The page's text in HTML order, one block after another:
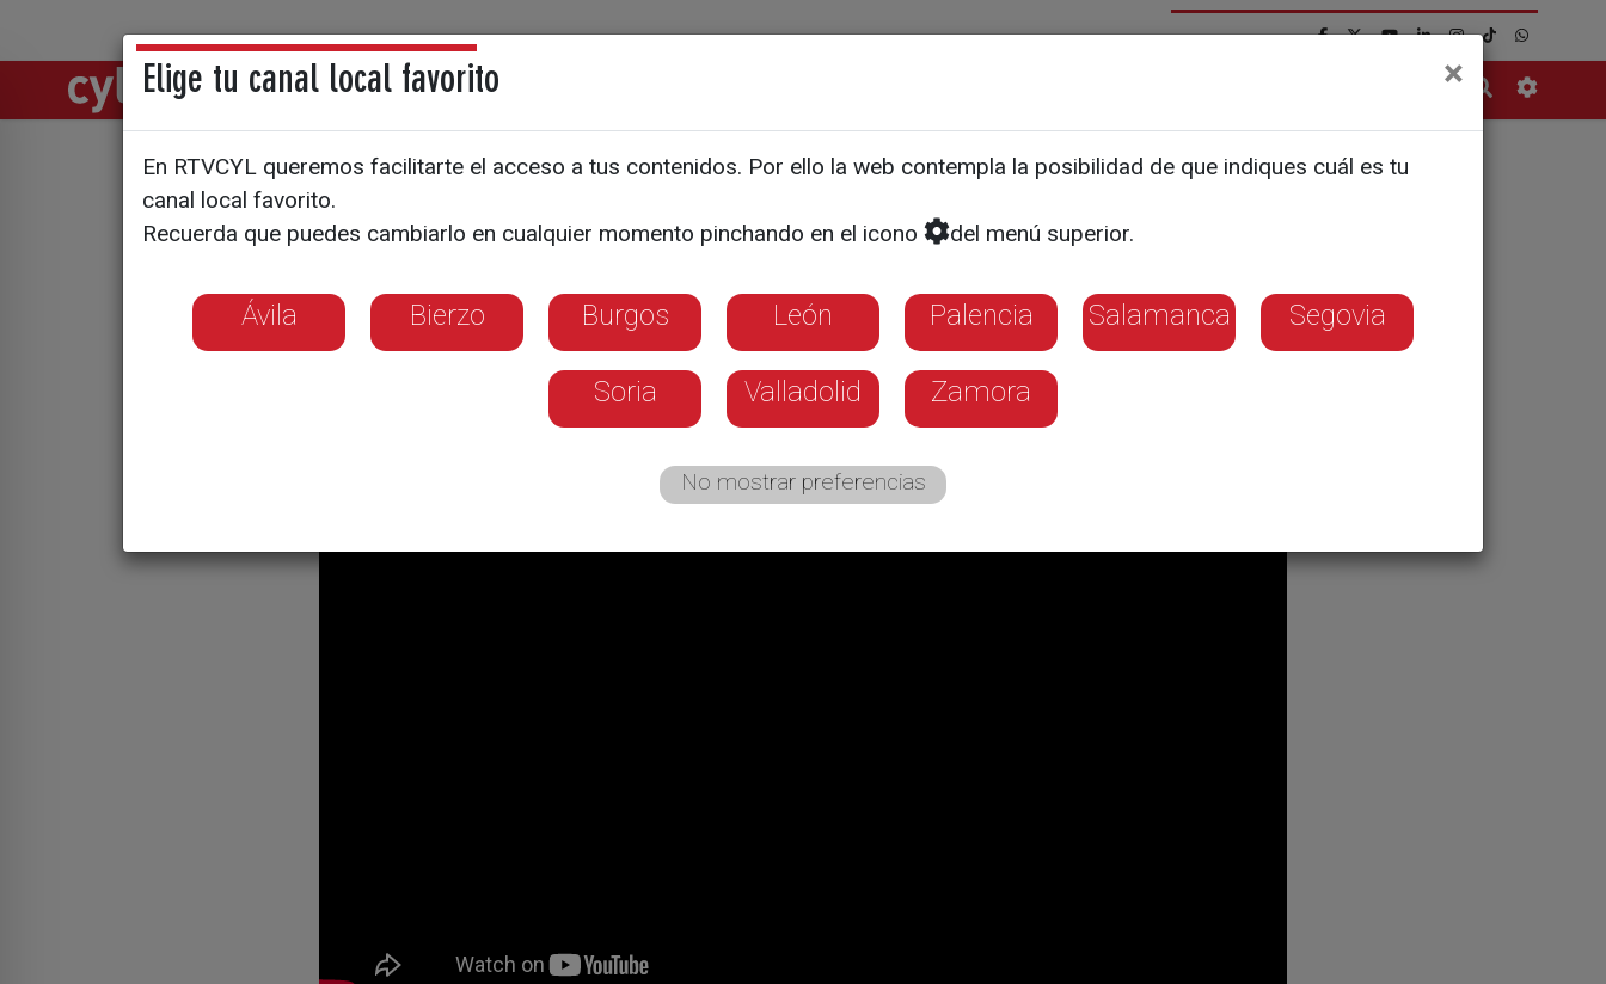
Directos Noticias
Blindaje total ante la visita de León XIV:
13.000 agentes y simulacros de élite para
proteger al papa
La Base Aérea de Torrejón y la Escuela de Ávila se convierten en los
epicentros del entrenamiento de los equipos de seguridad
Elige tu canal local favorito ×
En RTVCYL queremos facilitarte el acceso a tus contenidos. Por ello la web contempla la posibilidad de que indiques cuál es tu
canal local favorito.
Recuerda que puedes cambiarlo en cualquier momento pinchando en el icono
del menú superior.
Ávila Bierzo Burgos León Palencia Salamanca Segovia
Soria Valladolid Zamora
No mostrar preferencias